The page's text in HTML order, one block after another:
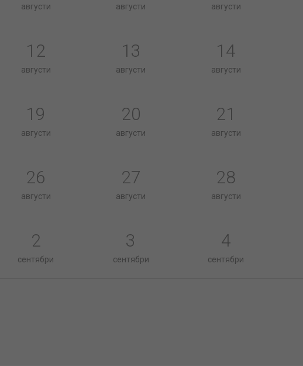
августи августи августи
12
августи
13
августи
14
августи
19
августи
20
августи
21
августи
26
августи
27
августи
28
августи
2
сентябри
3
сентябри
4
сентябри